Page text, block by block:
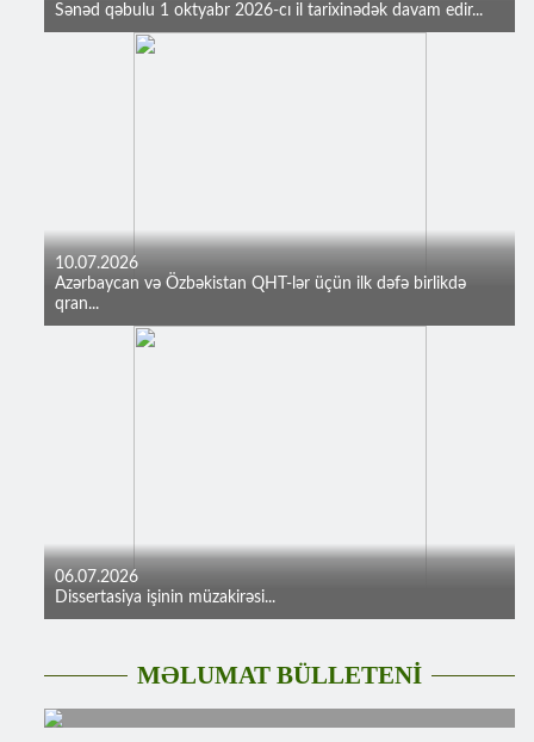
Sənəd qəbulu 1 oktyabr 2026-cı il tarixinədək davam edir...
10.07.2026
Azərbaycan və Özbəkistan QHT-lər üçün ilk dəfə birlikdə
qran...
06.07.2026
Dissertasiya işinin müzakirəsi...
MƏLUMAT BÜLLETENİ